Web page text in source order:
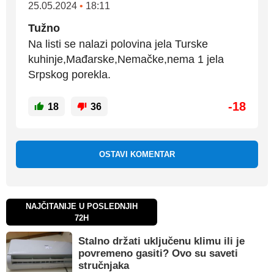
25.05.2024 • 18:11
Tužno
Na listi se nalazi polovina jela Turske
kuhinje,Mađarske,Nemačke,nema 1 jela
Srpskog porekla.
18 36 -18
OSTAVI KOMENTAR
NAJČITANIJE U POSLEDNJIH
72H
Stalno držati uključenu klimu ili je
povremeno gasiti? Ovo su saveti
stručnjaka